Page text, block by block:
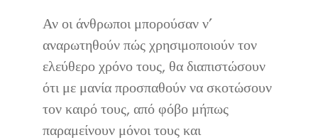
Αν οι άνθρωποι μπορούσαν ν’
αναρωτηθούν πώς χρησιμοποιούν τον
ελεύθερο χρόνο τους, θα διαπιστώσουν
ότι με μανία προσπαθούν να σκοτώσουν
τον καιρό τους, από φόβο μήπως
παραμείνουν μόνοι τους και